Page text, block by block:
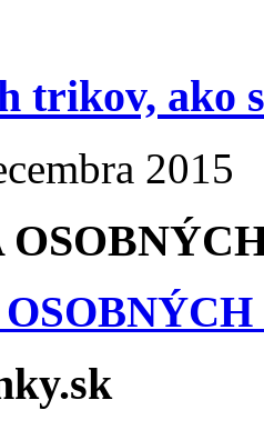
trikov, ako
2015